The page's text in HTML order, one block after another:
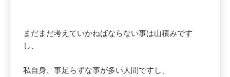
まだまだ考えていかねばならない事は山積みです
し、
私自身、事足らずな事が多い人間ですし、